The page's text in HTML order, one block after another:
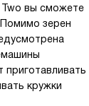
Two вы сможете
зерен
приготавливать
кружки